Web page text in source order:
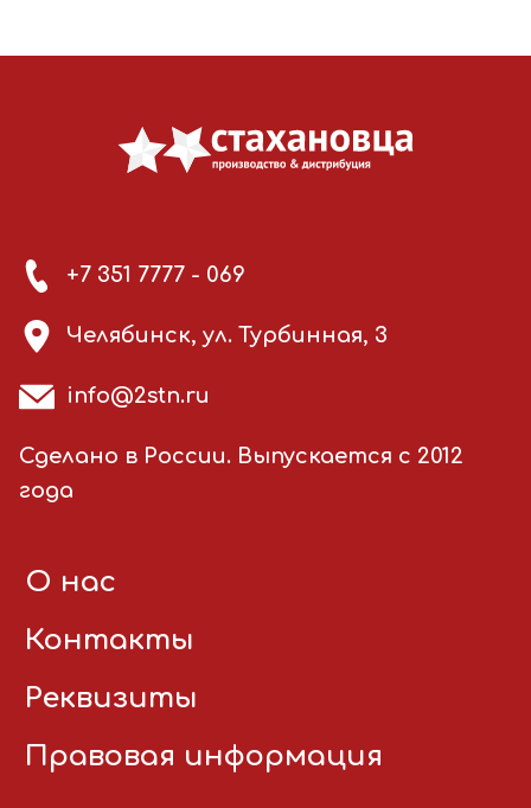
+7 351 7777 - 069
Челябинск, ул. Турбинная, 3
info@2stn.ru
Сделано в России. Выпускается с 2012
года
О нас
Контакты
Реквизиты
Правовая информация